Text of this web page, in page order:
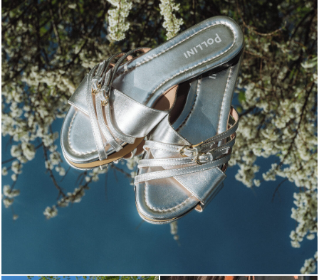
Blending sass and class, the Echos mule in silver is...